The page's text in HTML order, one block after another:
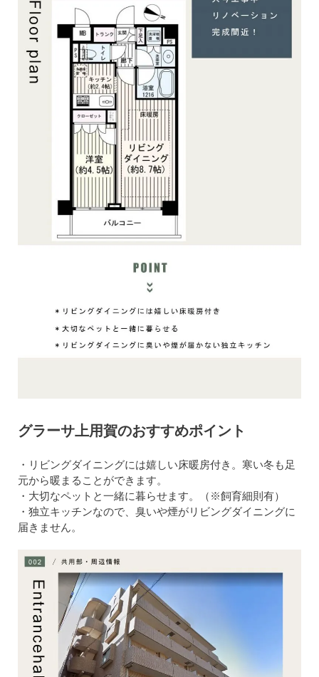
グラーサ上用賀のおすすめポイント
・リビングダイニングには嬉しい床暖房付き。寒い冬も足
元から暖まることができます。
・大切なペットと一緒に暮らせます。（※飼育細則有）
・独立キッチンなので、臭いや煙がリビングダイニングに
届きません。